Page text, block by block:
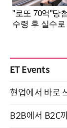
ET Events